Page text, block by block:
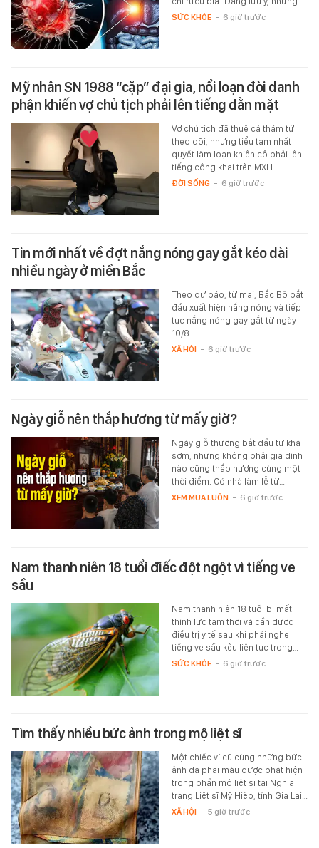
SỨC KHỎE - 6 giờ trước
Mỹ nhân SN 1988 “cặp” đại gia, nổi loạn đòi danh
phận khiến vợ chủ tịch phải lên tiếng dằn mặt
Vợ chủ tịch đã thuê cả thám tử
theo dõi, nhưng tiểu tam nhất
quyết làm loạn khiến cô phải lên
tiếng công khai trên MXH.
ĐỜI SỐNG - 6 giờ trước
Tin mới nhất về đợt nắng nóng gay gắt kéo dài
nhiều ngày ở miền Bắc
Theo dự báo, từ mai, Bắc Bộ bắt
đầu xuất hiện nắng nóng và tiếp
tục nắng nóng gay gắt từ ngày
10/8.
XÃ HỘI - 6 giờ trước
Ngày giỗ nên thắp hương từ mấy giờ?
Ngày giỗ thường bắt đầu từ khá
sớm, nhưng không phải gia đình
nào cũng thắp hương cùng một
thời điểm. Có nhà làm lễ từ…
XEM MUA LUÔN - 6 giờ trước
Nam thanh niên 18 tuổi điếc đột ngột vì tiếng ve
sầu
Nam thanh niên 18 tuổi bị mất
thính lực tạm thời và cần được
điều trị y tế sau khi phải nghe
tiếng ve sầu kêu liên tục trong…
SỨC KHỎE - 6 giờ trước
Tìm thấy nhiều bức ảnh trong mộ liệt sĩ
Một chiếc ví cũ cùng những bức
ảnh đã phai màu được phát hiện
trong phần mộ liệt sĩ tại Nghĩa
trang Liệt sĩ Mỹ Hiệp, tỉnh Gia Lai…
XÃ HỘI - 5 giờ trước